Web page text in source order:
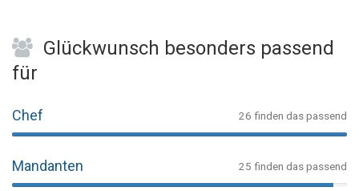
Glückwunsch besonders passend
für
Chef 26 finden das passend
Mandanten 25 finden das passend